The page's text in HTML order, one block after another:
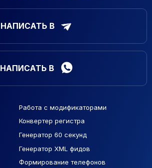
НАПИСАТЬ В
НАПИСАТЬ В
Работа с модификаторами
Конвертер регистра
Генератор 60 секунд
Генератор XML фидов
Формирование телефонов
Подборка сайтов
Макеты Figma
База Яндекс Карты
РСЯ площадки
Созданные сайты
Контекстная реклама